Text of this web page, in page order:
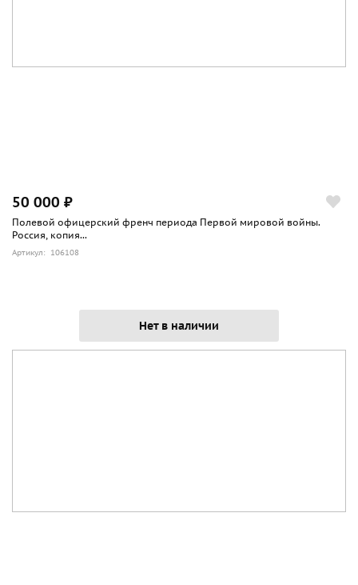
50 000 ₽
Полевой офицерский френч периода Первой мировой войны.
Россия, копия...
Артикул: 106108
Нет в наличии